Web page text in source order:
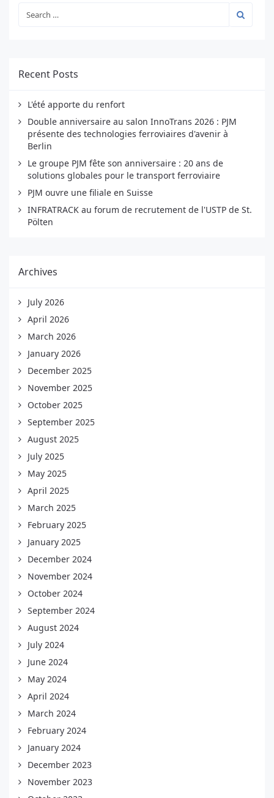
Recent Posts
L'été apporte du renfort
Double anniversaire au salon InnoTrans 2026 : PJM
présente des technologies ferroviaires d'avenir à
Berlin
Le groupe PJM fête son anniversaire : 20 ans de
solutions globales pour le transport ferroviaire
PJM ouvre une filiale en Suisse
INFRATRACK au forum de recrutement de l'USTP de St.
Pölten
Archives
July 2026
April 2026
March 2026
January 2026
December 2025
November 2025
October 2025
September 2025
August 2025
July 2025
May 2025
April 2025
March 2025
February 2025
January 2025
December 2024
November 2024
October 2024
September 2024
August 2024
July 2024
June 2024
May 2024
April 2024
March 2024
February 2024
January 2024
December 2023
November 2023